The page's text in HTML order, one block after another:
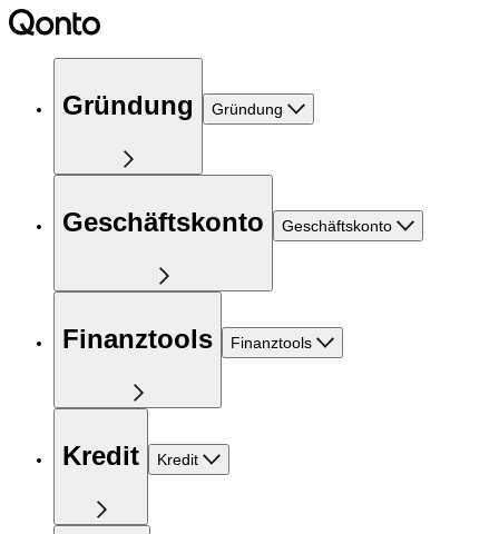
Gründung Gründung
Geschäftskonto Geschäftskonto
Finanztools Finanztools
Kredit Kredit